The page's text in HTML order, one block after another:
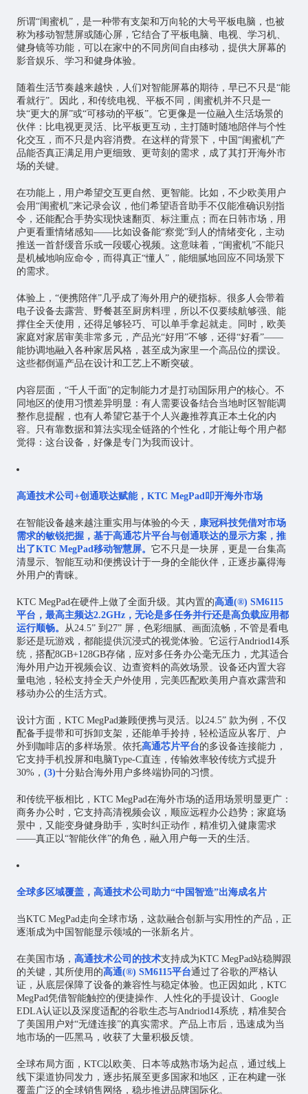
所谓“闺蜜机”，是一种带有支架和万向轮的大号平板电脑，也被
称为移动智慧屏或随心屏，它结合了平板电脑、电视、学习机、
健身镜等功能，可以在家中的不同房间自由移动，提供大屏幕的
影音娱乐、学习和健身体验。
随着生活节奏越来越快，人们对智能屏幕的期待，早已不只是“能
看就行”。因此，和传统电视、平板不同，闺蜜机并不只是一
块“更大的屏”或“可移动的平板”。它更像是一位融入生活场景的
伙伴：比电视更灵活、比平板更互动，主打随时随地陪伴与个性
化交互，而不只是内容消费。在这样的背景下，中国“闺蜜机”产
品能否真正满足用户更细致、更苛刻的需求，成了其打开海外市
场的关键。
在功能上，用户希望交互更自然、更智能。比如，不少欧美用户
会用“闺蜜机”来记录会议，他们希望语音助手不仅能准确识别指
令，还能配合手势实现快速翻页、标注重点；而在日韩市场，用
户更看重情绪感知——比如设备能“察觉”到人的情绪变化，主动
推送一首舒缓音乐或一段暖心视频。这意味着，“闺蜜机”不能只
是机械地响应命令，而得真正“懂人”，能细腻地回应不同场景下
的需求。
体验上，“便携陪伴”几乎成了海外用户的硬指标。很多人会带着
电子设备去露营、野餐甚至厨房料理，所以不仅要续航够强、能
撑住全天使用，还得足够轻巧、可以单手拿起就走。同时，欧美
家庭对家居审美非常多元，产品光“好用”不够，还得“好看”——
能协调地融入各种家居风格，甚至成为家里一个高品位的摆设。
这些都倒逼产品在设计和工艺上不断突破。
内容层面，“千人千面”的定制能力才是打动国际用户的核心。不
同地区的使用习惯差异明显：有人需要设备结合当地时区智能调
整作息提醒，也有人希望它基于个人兴趣推荐真正本土化的内
容。只有靠数据和算法实现全链路的个性化，才能让每个用户都
觉得：这台设备，好像是专门为我而设计。
高通技术公司+创通联达赋能，KTC MegPad叩开海外市场
在智能设备越来越注重实用与体验的今天， 康冠科技凭借对市场
需求的敏锐把握，基于高通芯片平台与创通联达的显示方案，推
出了KTC MegPad移动智慧屏。 它不只是一块屏，更是一台集高
清显示、智能互动和便携设计于一身的全能伙伴，正逐步赢得海
外用户的青睐。
KTC MegPad在硬件上做了全面升级。其内置的高通(®) SM6115
平台，最高主频达2.2GHz，无论是多任务并行还是高负载应用都
运行顺畅。 从24.5” 到27” 屏，色彩细腻、画面流畅，不管是看电
影还是玩游戏，都能提供沉浸式的视觉体验。它运行Andriod14系
统，搭配8GB+128GB存储，应对多任务办公毫无压力，尤其适合
海外用户边开视频会议、边查资料的高效场景。设备还内置大容
量电池，轻松支持全天户外使用，完美匹配欧美用户喜欢露营和
移动办公的生活方式。
设计方面，KTC MegPad兼顾便携与灵活。以24.5” 款为例，不仅
配备手提带和可拆卸支架，还能单手拎持，轻松适应从客厅、户
外到咖啡店的多样场景。依托高通芯片平台的多设备连接能力，
它支持手机投屏和电脑Type-C直连，传输效率较传统方式提升
30%， (3)十分贴合海外用户多终端协同的习惯。
和传统平板相比，KTC MegPad在海外市场的适用场景明显更广：
商务办公时，它支持高清视频会议，顺应远程办公趋势；家庭场
景中，又能变身健身助手，实时纠正动作，精准切入健康需求
——真正以“智能伙伴”的角色，融入用户每一天的生活。
全球多区域覆盖，高通技术公司助力“中国智造”出海成名片
当KTC MegPad走向全球市场，这款融合创新与实用性的产品，正
逐渐成为中国智能显示领域的一张新名片。
在美国市场， 高通技术公司的技术支持成为KTC MegPad站稳脚跟
的关键，其所使用的高通(®) SM6115平台通过了谷歌的严格认
证，从底层保障了设备的兼容性与稳定体验。也正因如此，KTC
MegPad凭借智能触控的便捷操作、人性化的手提设计、Google
EDLA认证以及深度适配的谷歌生态与Andriod14系统，精准契合
了美国用户对“无缝连接”的真实需求。产品上市后，迅速成为当
地市场的一匹黑马，收获了大量积极反馈。
全球布局方面，KTC以欧美、日本等成熟市场为起点，通过线上
线下渠道协同发力，逐步拓展至更多国家和地区，正在构建一张
覆盖广泛的全球销售网络，稳步推进品牌国际化。